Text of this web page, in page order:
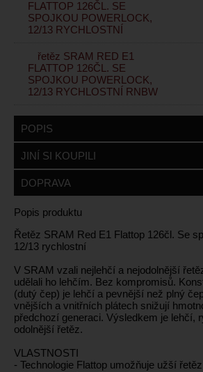
FLATTOP 126ČL. SE
SPOJKOU POWERLOCK,
12/13 RYCHLOSTNÍ
řetěz SRAM RED E1
FLATTOP 126ČL. SE
SPOJKOU POWERLOCK,
12/13 RYCHLOSTNÍ RNBW
POPIS
JINÍ SI KOUPILI
DOPRAVA
Popis produktu
Řetěz SRAM Red E1 Flattop 126čl. Se
12/13 rychlostní
V SRAM vzali nejlehčí a nejodolnější
udělali ho lehčím. Bez kompromisů.
(dutý čep) je lehčí a pevnější než plný
vnějších a vnitřních plátech snižují
předchozí generaci. Výsledkem je lehčí,
odolnější řetěz.
VLASTNOSTI
- Technologie Flattop umožňuje užší